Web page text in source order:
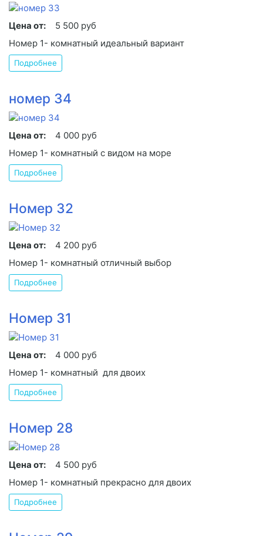
Цена от:
5 500 руб
Номер 1- комнатный идеальный вариант
Подробнее
номер 34
Цена от:
4 000 руб
Номер 1- комнатный с видом на море
Подробнее
Номер 32
Цена от:
4 200 руб
Номер 1- комнатный отличный выбор
Подробнее
Номер 31
Цена от:
4 000 руб
Номер 1- комнатный для двоих
Подробнее
Номер 28
Цена от:
4 500 руб
Номер 1- комнатный прекрасно для двоих
Подробнее